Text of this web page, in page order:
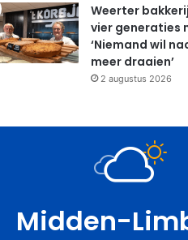
Weerter
vier generaties
‘Niemand wil
meer draaien’
2 augustus 2026
Midden-